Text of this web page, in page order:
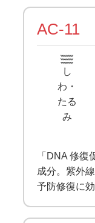
AC-11
し
わ・
たる
み
「DNA 修
成分。紫外
予防修復に